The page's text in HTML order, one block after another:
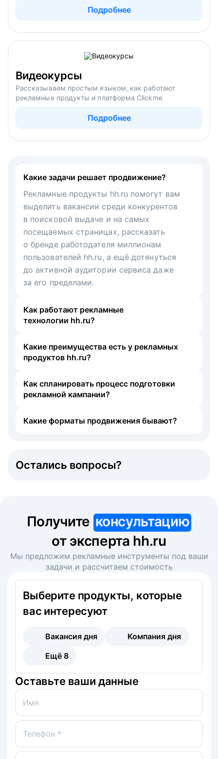
Подробнее
Видеокурсы
Рассказываем простым языком, как работают
рекламные продукты и платформа Clickme
Подробнее
Какие задачи решает продвижение?
Рекламные продукты hh.ru помогут вам
выделить вакансии среди конкурентов
в поисковой выдаче и на самых
посещаемых страницах, рассказать
о бренде работодателя миллионам
пользователей hh.ru, а ещё дотянуться
до активной аудитории сервиса даже
за его пределами.
Как работают рекламные
технологии hh.ru?
Какие преимущества есть у рекламных
продуктов hh.ru?
Как спланировать процесс подготовки
рекламной кампании?
Какие форматы продвижения бывают?
Остались вопросы?
Получите консультацию
от эксперта hh.ru
Мы предложим рекламные инструменты под ваши
задачи и рассчитаем стоимость
Выберите продукты, которые
вас интересуют
Вакансия дня
Компания дня
Ещё 8
Оставьте ваши данные
Имя
Телефон *